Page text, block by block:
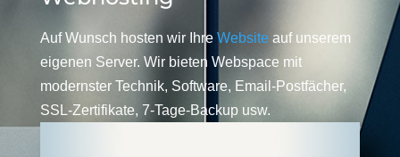
Auf Wunsch hosten wir Ihre Website auf unserem
eigenen Server. Wir bieten Webspace mit
modernster Technik, Software, Email-Postfächer,
SSL-Zertifikate, 7-Tage-Backup usw.